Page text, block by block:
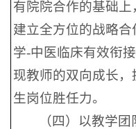
有院院合作的基础
建立全方位的战略
学-中医临床有效衔
现教师的双向成长
生岗位胜任力。
（四）以教学